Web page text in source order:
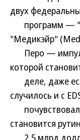
двух
программ —
"Медикэйр"
Перо —
которой
деле, даже
случилось и с
становится
2,5 млрд